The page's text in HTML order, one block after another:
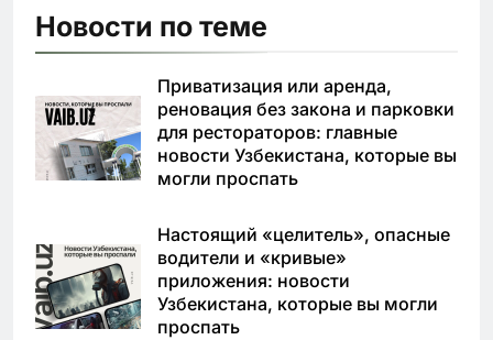
Новости по теме
Приватизация или аренда,
реновация без закона и парковки
для рестораторов: главные
новости Узбекистана, которые вы
могли проспать
Настоящий «целитель», опасные
водители и «кривые»
приложения: новости
Узбекистана, которые вы могли
проспать